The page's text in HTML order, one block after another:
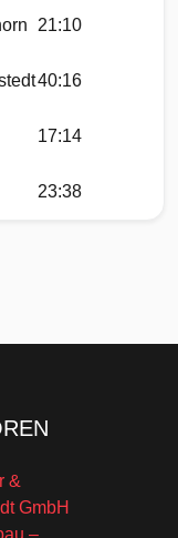
21:10
40:16
17:14
23:38